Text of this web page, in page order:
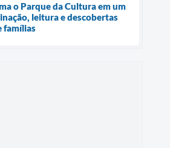
o Parque da Cultura em um
leitura e descobertas
famílias